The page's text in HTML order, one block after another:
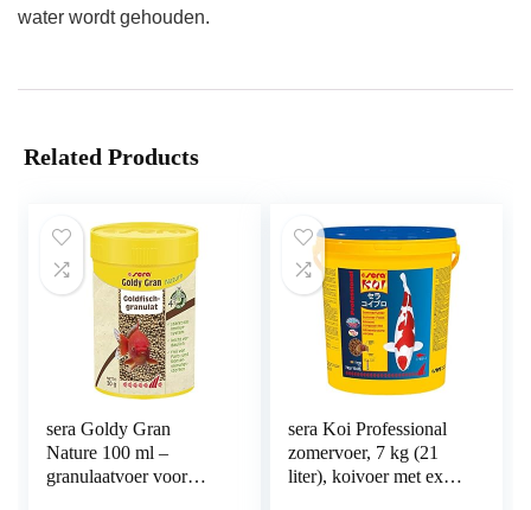
water wordt gehouden.
Related Products
sera Goldy Gran
Nature 100 ml –
granulaatvoer voor
sera Koi Professional
zomervoer, 7 kg (21
liter), koivoer met extra